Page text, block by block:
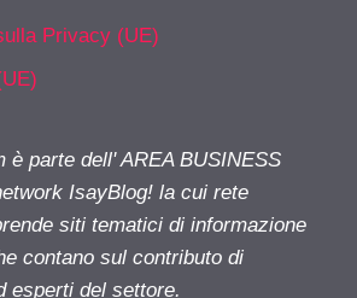
Privacy (UE)
è parte dell' AREA BUSINESS
IsayBlog! la cui rete
siti tematici di informazione
contano sul contributo di
esperti del settore.